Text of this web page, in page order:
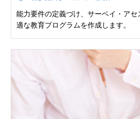
能力要件の定義づけ、サーベイ・ア
適な教育プログラムを作成します。